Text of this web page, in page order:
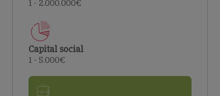
1 - 2.000.000€
Capital social
1 - 5.000€